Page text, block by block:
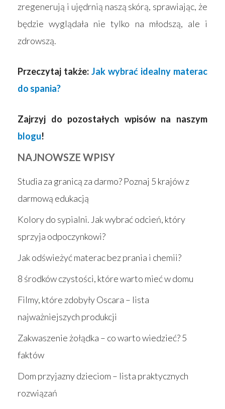
zregenerują i ujędrnią naszą skórą, sprawiając, że
będzie wyglądała nie tylko na młodszą, ale i
zdrowszą.
Przeczytaj także: Jak wybrać idealny materac
do spania?
Zajrzyj do pozostałych wpisów na naszym
blogu!
NAJNOWSZE WPISY
Studia za granicą za darmo? Poznaj 5 krajów z
darmową edukacją
Kolory do sypialni. Jak wybrać odcień, który
sprzyja odpoczynkowi?
Jak odświeżyć materac bez prania i chemii?
8 środków czystości, które warto mieć w domu
Filmy, które zdobyły Oscara – lista
najważniejszych produkcji
Zakwaszenie żołądka – co warto wiedzieć? 5
faktów
Dom przyjazny dzieciom – lista praktycznych
rozwiązań